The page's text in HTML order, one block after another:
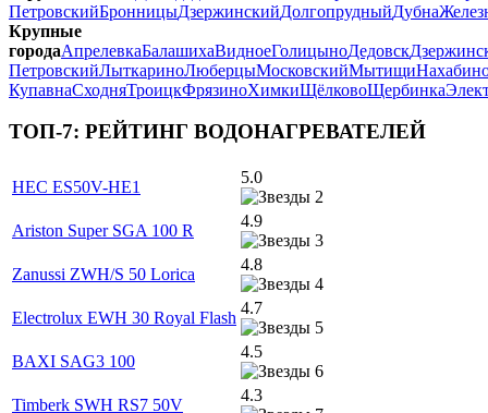
ПетровскийБронницыДзержинскийДолгопрудныйДубна
Крупные
городаАпрелевкаБалашихаВидноеГолицыноДедовск
ПетровскийЛыткариноЛюберцыМосковскийМытищи
КупавнаСходняТроицкФрязиноХимкиЩёлковоЩербинка
ТОП-7: РЕЙТИНГ ВОДОНАГРЕВАТЕЛЕЙ
HEC ES50V-HE1
5.0
Ariston Super SGA 100 R
4.9
Zanussi ZWH/S 50 Lorica
4.8
Electrolux EWH 30 Royal Flash
4.7
BAXI SAG3 100
4.5
Timberk SWH RS7 50V
4.3